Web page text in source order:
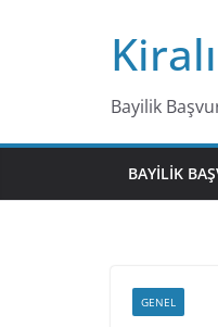
Bayilik
BAYILIK
GENEL